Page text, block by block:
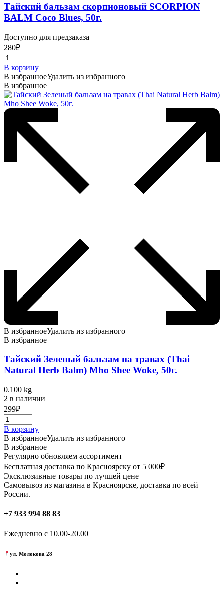
Тайский бальзам скорпионовый SCORPION
BALM Coco Blues, 50г.
Доступно для предзаказа
280₽
В корзину
В избранноеУдалить из избранного
В избранное
В избранноеУдалить из избранного
В избранное
Тайский Зеленый бальзам на травах (Thai
Natural Herb Balm) Mho Shee Woke, 50г.
0.100 kg
2 в наличии
299₽
В корзину
В избранноеУдалить из избранного
В избранное
Регулярно обновляем ассортимент
Бесплатная доставка по Красноярску от 5 000₽
Эксклюзивные товары по лучшей цене
Самовывоз из магазина в Красноярске, доставка по всей
России.
+7 933 994 88 83
Ежедневно с 10.00-20.00
ул. Молокова 28